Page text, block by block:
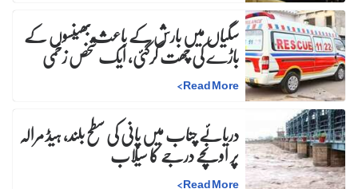
سگیاں میں بارش کے باعث بھینسوں کے
باڑے کی چھت گرگئی، ایک شخص زخمی
Read More
>
دریائے چناب میں پانی کی سطح بلند، ہیڈ مرالہ
پر اونچے درجے کا سیلاب
Read More
>